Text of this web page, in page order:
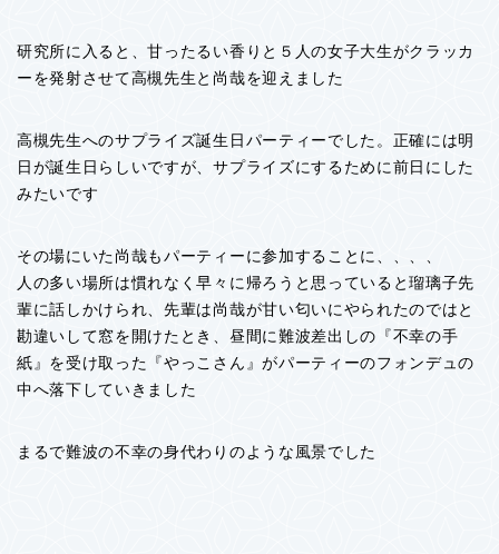
研究所に入ると、甘ったるい香りと５人の女子大生がクラッカ
ーを発射させて高槻先生と尚哉を迎えました
高槻先生へのサプライズ誕生日パーティーでした。正確には明
日が誕生日らしいですが、サプライズにするために前日にした
みたいです
その場にいた尚哉もパーティーに参加することに、、、、
人の多い場所は慣れなく早々に帰ろうと思っていると瑠璃子先
輩に話しかけられ、先輩は尚哉が甘い匂いにやられたのではと
勘違いして窓を開けたとき、昼間に難波差出しの『不幸の手
紙』を受け取った『やっこさん』がパーティーのフォンデュの
中へ落下していきました
まるで難波の不幸の身代わりのような風景でした